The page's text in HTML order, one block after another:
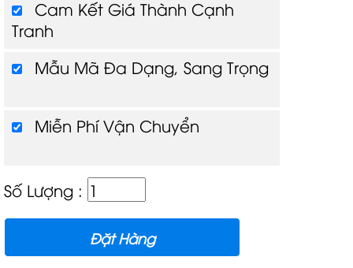
Cam Kết Giá Thành Cạnh
Tranh
Mẫu Mã Đa Dạng, Sang Trọng
Miễn Phí Vận Chuyển
Số Lượng :
Đặt Hàng